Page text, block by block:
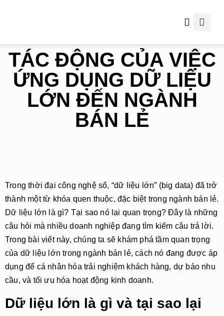
TÁC ĐỘNG CỦA VIỆC
ỨNG DỤNG DỮ LIỆU
LỚN ĐẾN NGÀNH
BÁN LẺ
Trong thời đại công nghệ số, “dữ liệu lớn” (big data) đã trở
thành một từ khóa quen thuộc, đặc biệt trong ngành bán lẻ.
Dữ liệu lớn là gì? Tại sao nó lại quan trọng? Đây là những
câu hỏi mà nhiều doanh nghiệp đang tìm kiếm câu trả lời.
Trong bài viết này, chúng ta sẽ khám phá tầm quan trọng
của dữ liệu lớn trong ngành bán lẻ, cách nó đang được áp
dụng để cá nhân hóa trải nghiệm khách hàng, dự báo nhu
cầu, và tối ưu hóa hoạt động kinh doanh.
Dữ liệu lớn là gì và tại sao lại